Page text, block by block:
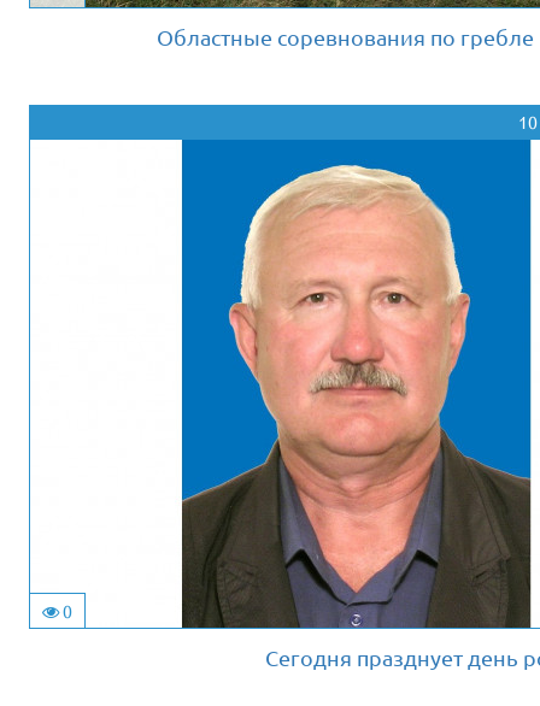
Областные соревнования по
0
Сегодня празднует день